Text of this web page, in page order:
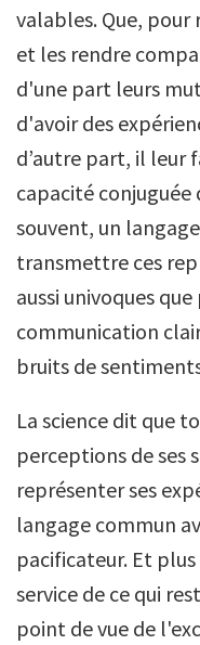
valables. Que,
et les rendre
d'une part leurs
d'avoir des
d’autre part, il leur
capacité
souvent, un
transmettre ces
aussi univoques
communication
bruits de
La science dit que
perceptions de ses
représenter ses
langage commun
pacificateur. Et
service de ce qui
point de vue de